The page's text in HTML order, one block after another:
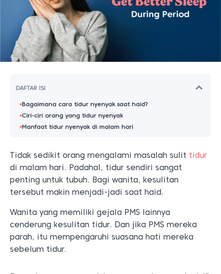
DAFTAR ISI
Bagaimana cara tidur nyenyak saat haid?
Ciri-ciri orang yang tidur nyenyak
Manfaat tidur nyenyak di malam hari
Tidak sedikit orang mengalami masalah sulit tidur
di malam hari. Padahal, tidur sendiri sangat
penting untuk tubuh. Bagi wanita, kesulitan
tersebut makin menjadi-jadi saat haid.
Wanita yang memiliki gejala PMS lainnya
cenderung kesulitan tidur. Dan jika PMS mereka
parah, itu mempengaruhi suasana hati mereka
sebelum tidur.